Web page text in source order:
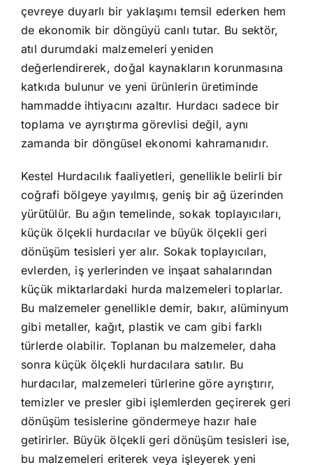
çevreye duyarlı bir yaklaşımı temsil ederken hem
de ekonomik bir döngüyü canlı tutar. Bu sektör,
atıl durumdaki malzemeleri yeniden
değerlendirerek, doğal kaynakların korunmasına
katkıda bulunur ve yeni ürünlerin üretiminde
hammadde ihtiyacını azaltır. Hurdacı sadece bir
toplama ve ayrıştırma görevlisi değil, aynı
zamanda bir döngüsel ekonomi kahramanıdır.
Kestel Hurdacılık faaliyetleri, genellikle belirli bir
coğrafi bölgeye yayılmış, geniş bir ağ üzerinden
yürütülür. Bu ağın temelinde, sokak toplayıcıları,
küçük ölçekli hurdacılar ve büyük ölçekli geri
dönüşüm tesisleri yer alır. Sokak toplayıcıları,
evlerden, iş yerlerinden ve inşaat sahalarından
küçük miktarlardaki hurda malzemeleri toplarlar.
Bu malzemeler genellikle demir, bakır, alüminyum
gibi metaller, kağıt, plastik ve cam gibi farklı
türlerde olabilir. Toplanan bu malzemeler, daha
sonra küçük ölçekli hurdacılara satılır. Bu
hurdacılar, malzemeleri türlerine göre ayrıştırır,
temizler ve presler gibi işlemlerden geçirerek geri
dönüşüm tesislerine göndermeye hazır hale
getirirler. Büyük ölçekli geri dönüşüm tesisleri ise,
bu malzemeleri eriterek veya işleyerek yeni